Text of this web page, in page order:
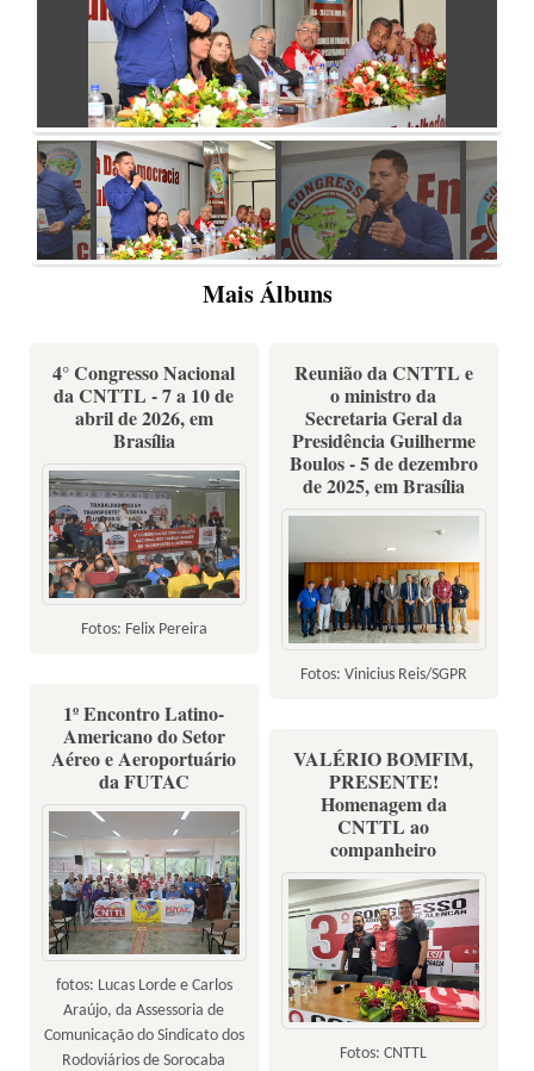
Mais Álbuns
4° Congresso Nacional
da CNTTL - 7 a 10 de
abril de 2026, em
Brasília
Fotos: Felix Pereira
Reunião da CNTTL e
o ministro da
Secretaria Geral da
Presidência Guilherme
Boulos - 5 de dezembro
de 2025, em Brasília
Fotos: Vinicius Reis/SGPR
1º Encontro Latino-
Americano do Setor
Aéreo e Aeroportuário
da FUTAC
fotos: Lucas Lorde e Carlos
Araújo, da Assessoria de
Comunicação do Sindicato dos
Rodoviários de Sorocaba
VALÉRIO BOMFIM,
PRESENTE!
Homenagem da
CNTTL ao
companheiro
Fotos: CNTTL